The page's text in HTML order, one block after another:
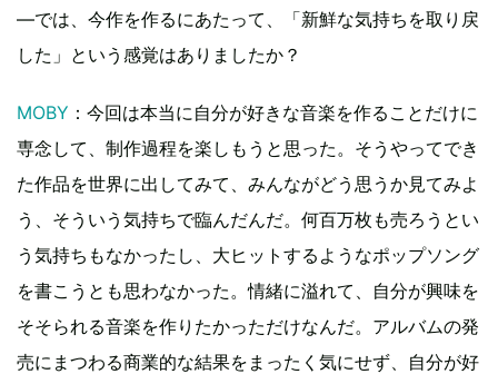
―では、今作を作るにあたって、「新鮮な気持ちを取り戻
した」という感覚はありましたか？
MOBY ：今回は本当に自分が好きな音楽を作ることだけに
専念して、制作過程を楽しもうと思った。そうやってでき
た作品を世界に出してみて、みんながどう思うか見てみよ
う、そういう気持ちで臨んだんだ。何百万枚も売ろうとい
う気持ちもなかったし、大ヒットするようなポップソング
を書こうとも思わなかった。情緒に溢れて、自分が興味を
そそられる音楽を作りたかっただけなんだ。アルバムの発
売にまつわる商業的な結果をまったく気にせず、自分が好